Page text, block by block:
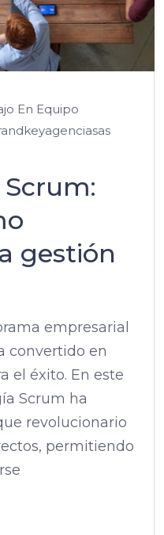
En Equipo
gestión
empresarial
convertido en
el éxito. En este
Scrum ha
revolucionario
permitiendo